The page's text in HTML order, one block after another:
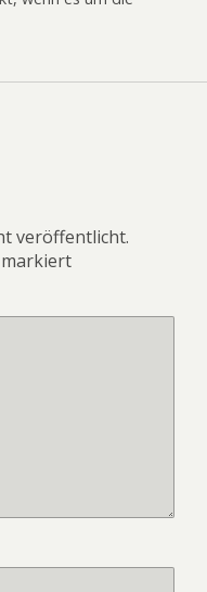
veröffentlicht.
markiert